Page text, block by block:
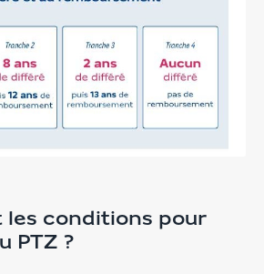
les conditions pour
PTZ ?